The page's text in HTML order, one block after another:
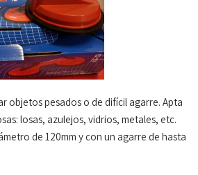
objetos pesados o de difícil agarre. Apta
losas, azulejos, vidrios, metales, etc.
de 120mm y con un agarre de hasta